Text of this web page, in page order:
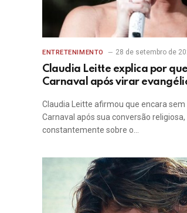
ENTRETENIMENTO 28 de setembro de
Claudia Leitte explica por
Carnaval após virar
Claudia Leitte afirmou que encara
Carnaval após sua conversão
constantemente sobre o…